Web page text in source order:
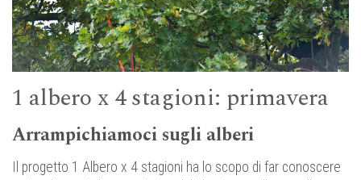
1 albero x 4 stagioni: primavera
Arrampichiamoci sugli alberi
Il progetto 1 Albero x 4 stagioni ha lo scopo di far conoscere